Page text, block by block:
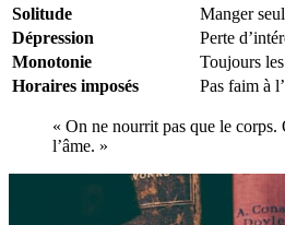
Solitude
Manger
Dépression
Perte
Monotonie
Toujours
Horaires imposés
Pas faim à
« On ne nourrit pas que le corps.
l’âme. »